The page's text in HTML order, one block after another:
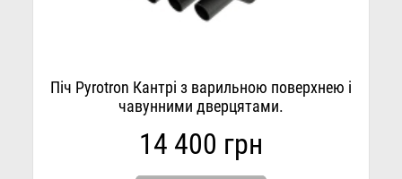
Піч Pyrotron Кантрі з варильною поверхнею і
чавунними дверцятами.
14 400 грн